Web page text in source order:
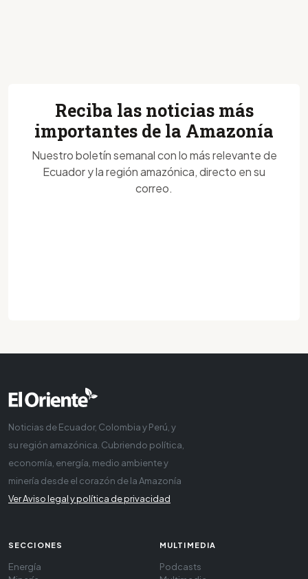
Reciba las noticias más
importantes de la Amazonía
Nuestro boletín semanal con lo más relevante de
Ecuador y la región amazónica, directo en su
correo.
Noticias de Ecuador, Colombia y Perú, y
su región amazónica. Cubriendo política,
economía, energía, medio ambiente y
minería desde el corazón de la Amazonía
Ver Aviso legal y política de privacidad
SECCIONES
Energía
MULTIMEDIA
Podcasts